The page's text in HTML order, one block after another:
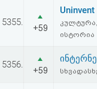
5355.
+59
Uninvent
ისტორია
5356.
+59